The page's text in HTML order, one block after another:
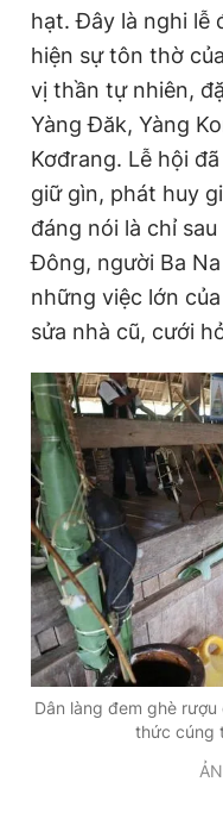
hạt. Đây là nghi lễ
hiện sự tôn thờ
vị thần tự nhiên,
Yàng Đăk, Yàng
Kơđrang. Lễ hội
giữ gìn, phát huy
đáng nói là chỉ
Đông, người Ba
những việc lớn
sửa nhà cũ, cưới
Dân làng đem ghè
thức cúng